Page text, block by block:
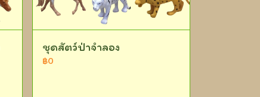
ชุดสัตว์ป่าจำลอง
฿0